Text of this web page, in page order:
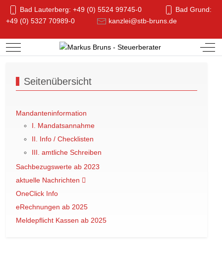
Bad Lauterberg: +49 (0) 5524 99745-0
Bad Grund:
+49 (0) 5327 70989-0
kanzlei@stb-bruns.de
Mobile Menu Toggle Off-
Seitenübersicht
Mandanteninformation
I. Mandatsannahme
II. Info / Checklisten
III. amtliche Schreiben
Sachbezugswerte ab 2023
aktuelle Nachrichten
OneClick Info
eRechnungen ab 2025
Meldepflicht Kassen ab 2025